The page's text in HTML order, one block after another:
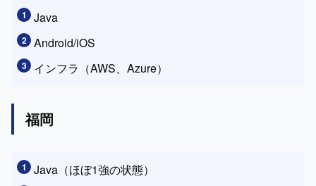
Java
Android/iOS
インフラ（AWS、Azure）
福岡
Java（ほぼ1強の状態）